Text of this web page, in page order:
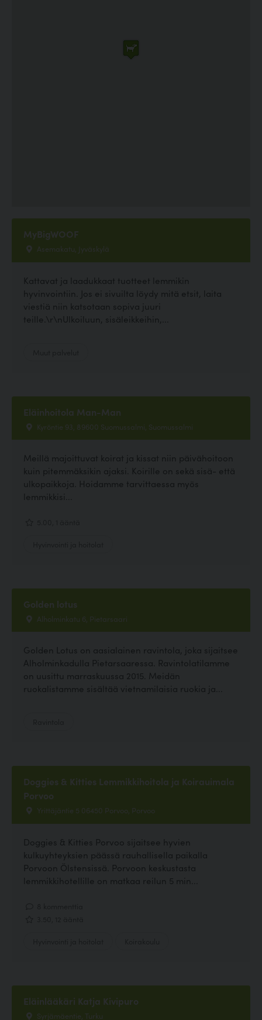
MyBigWOOF
Asemakatu, Jyväskylä
Kattavat ja laadukkaat tuotteet lemmikin
hyvinvointiin. Jos ei sivuilta löydy mitä etsit, laita
viestiä niin katsotaan sopiva juuri
teille.\r\nUlkoiluun, sisäleikkeihin,...
Eläinhoitola Man-Man
Kyröntie 93, 89600 Suomussalmi, Suomussalmi
Meillä majoittuvat koirat ja kissat niin päivähoitoon
kuin pitemmäksikin ajaksi. Koirille on sekä sisä- että
ulkopaikkoja. Hoidamme tarvittaessa myös
lemmikkisi...
Golden lotus
Alholminkatu 6, Pietarsaari
Golden Lotus on aasialainen ravintola, joka sijaitsee
Alholminkadulla Pietarsaaressa. Ravintolatilamme
on uusittu marraskuussa 2015. Meidän
ruokalistamme sisältää vietnamilaisia ruokia ja...
Doggies & Kitties Lemmikkihoitola ja Koirauimala
Porvoo
Yrittäjäntie 5 06450 Porvoo, Porvoo
Doggies & Kitties Porvoo sijaitsee hyvien
kulkuyhteyksien päässä rauhallisella paikalla
Porvoon Ölstensissä. Porvoon keskustasta
lemmikkihotellille on matkaa reilun 5 min...
Eläinlääkäri Katja Kivipuro
Syrjämäentie, Turku